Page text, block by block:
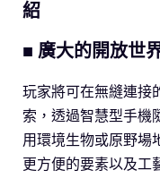
紹
■ 廣大的開放世
玩家將可在無縫連接
索，透過智慧型手機
用環境生物或原野場
更方便的要素以及工